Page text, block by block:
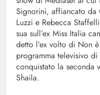
Signorini, affiancato da
Luzzi e Rebecca
sua sull’ex Miss Italia
detto l’ex volto di Non
programma televisivo
conquistato la seconda
Shaila.